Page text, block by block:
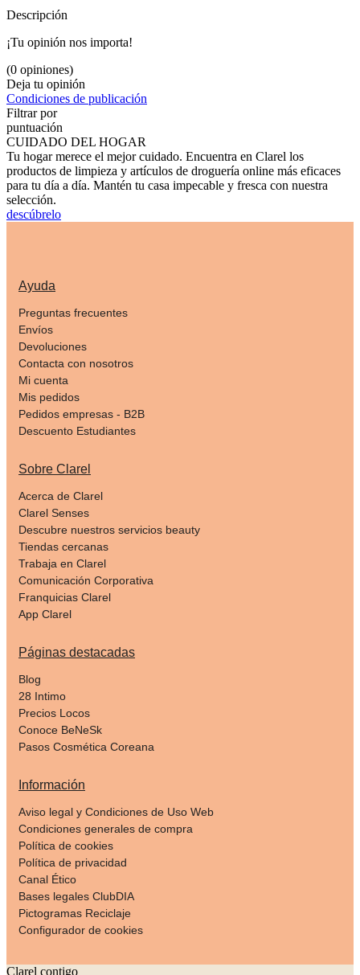
Descripción
¡Tu opinión nos importa!
(0 opiniones)
Deja tu opinión
Condiciones de publicación
Filtrar por
puntuación
CUIDADO DEL HOGAR
Tu hogar merece el mejor cuidado. Encuentra en Clarel los
productos de limpieza y artículos de droguería online más eficaces
para tu día a día. Mantén tu casa impecable y fresca con nuestra
selección.
descúbrelo
Ayuda
Preguntas frecuentes
Envíos
Devoluciones
Contacta con nosotros
Mi cuenta
Mis pedidos
Pedidos empresas - B2B
Descuento Estudiantes
Sobre Clarel
Acerca de Clarel
Clarel Senses
Descubre nuestros servicios beauty
Tiendas cercanas
Trabaja en Clarel
Comunicación Corporativa
Franquicias Clarel
App Clarel
Páginas destacadas
Blog
28 Intimo
Precios Locos
Conoce BeNeSk
Pasos Cosmética Coreana
Información
Aviso legal y Condiciones de Uso Web
Condiciones generales de compra
Política de cookies
Política de privacidad
Canal Ético
Bases legales ClubDIA
Pictogramas Reciclaje
Configurador de cookies
Clarel contigo